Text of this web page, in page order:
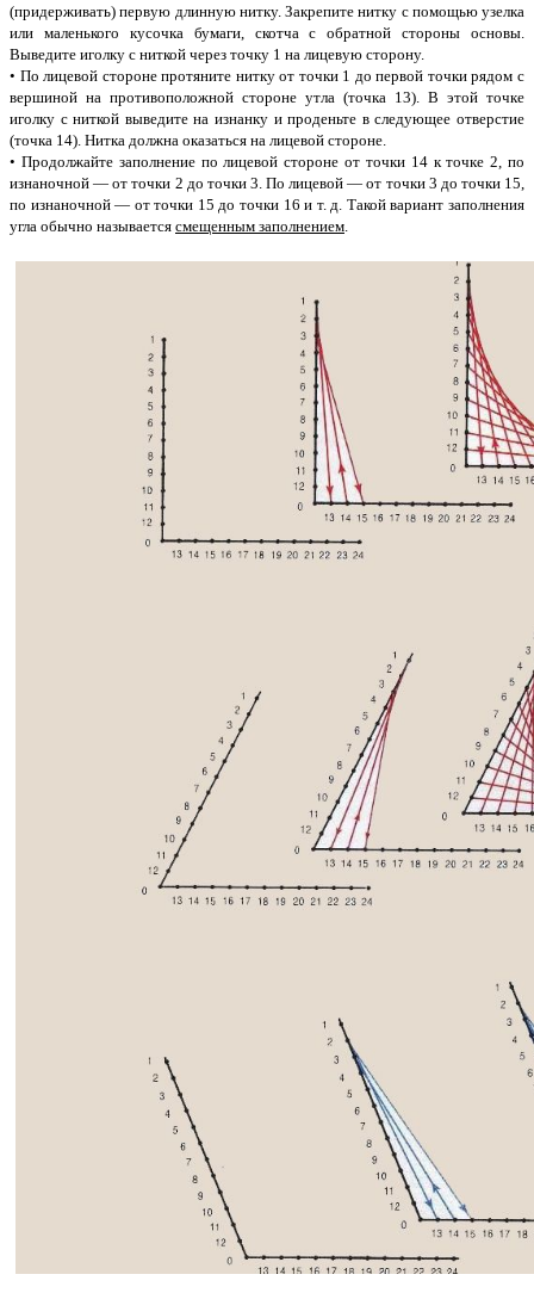
(придерживать) первую длинную нитку. Закрепите нитку с помощью узелка
или маленького кусочка бумаги, скотча с обратной стороны основы.
Выведите иголку с ниткой через точку 1 на лицевую сторону.
• По лицевой стороне протяните нитку от точки 1 до первой точки рядом с
вершиной на противоположной стороне утла (точка 13). В этой точке
иголку с ниткой выведите на изнанку и проденьте в следующее отверстие
(точка 14). Нитка должна оказаться на лицевой стороне.
• Продолжайте заполнение по лицевой стороне от точки 14 к точке 2, по
изнаночной — от точки 2 до точки 3. По лицевой — от точки 3 до точки 15,
по изнаночной — от точки 15 до точки 16 и т. д. Такой вариант заполнения
угла обычно называется смещенным заполнением